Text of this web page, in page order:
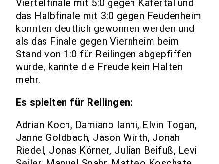
Viertelfinale mit 5:0 gegen Käfertal und
das Halbfinale mit 3:0 gegen Feudenheim
konnten deutlich gewonnen werden und
als das Finale gegen Viernheim beim
Stand von 1:0 für Reilingen abgepfiffen
wurde, kannte die Freude kein Halten
mehr.
Es spielten für Reilingen:
Adrian Koch, Damiano Ianni, Elvin Togan,
Janne Goldbach, Jason Wirth, Jonah
Riedel, Jonas Körner, Julian Beifuß, Levi